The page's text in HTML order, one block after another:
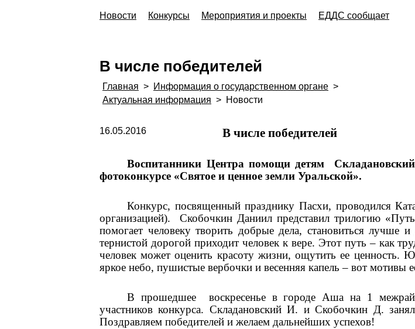
Новости Конкурсы Мероприятия и проекты ЕДДС сообщает
В числе победителей
Главная > Информация о государственном органе >
Актуальная информация > Новости
16.05.2016 В числе победителей
Воспитанники Центра помощи детям
фотоконкурсе «Святое и ценное земли Уральской».
Конкурс, посвященный празднику Пасхи, проводился
организацией). Скобочкин Даниил представил трилогию
помогает человеку творить добрые дела, становиться лучше
тернистой дорогой приходит человек к вере. Этот путь – как
человек может оценить красоту жизни, ощутить ее ценность.
яркое небо, пушистые вербочки и весенняя капель – вот мотивы
В прошедшее воскресенье в городе Аша на 1
участников конкурса. Складановский И. и Скобочкин Д.
Поздравляем победителей и желаем дальнейших успехов!